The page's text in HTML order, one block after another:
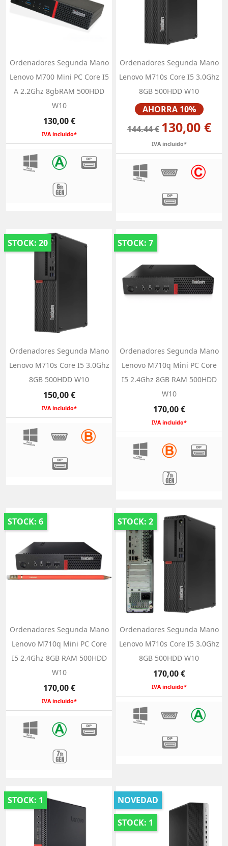
Ordenadores Segunda Mano
Lenovo M700 Mini PC Core I5
A 2.2Ghz 8gbRAM 500HDD
W10
Precio
130,00 €
IVA incluido*
Ordenadores Segunda Mano
Lenovo M710s Core I5 3.0Ghz
8GB 500HDD W10
Precio
AHORRA 10%
144.44 € 130,00 €
IVA incluido*
STOCK: 20
Ordenadores Segunda Mano
Lenovo M710s Core I5 3.0Ghz
8GB 500HDD W10
Precio
150,00 €
IVA incluido*
STOCK: 7
Ordenadores Segunda Mano
Lenovo M710q Mini PC Core
I5 2.4Ghz 8GB RAM 500HDD
W10
Precio
170,00 €
IVA incluido*
STOCK: 6
Ordenadores Segunda Mano
Lenovo M710q Mini PC Core
I5 2.4Ghz 8GB RAM 500HDD
W10
Precio
170,00 €
IVA incluido*
STOCK: 2
Ordenadores Segunda Mano
Lenovo M710s Core I5 3.0Ghz
8GB 500HDD W10
Precio
170,00 €
IVA incluido*
STOCK: 1
NOVEDAD
STOCK: 1